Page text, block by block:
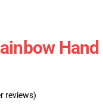
reviews)